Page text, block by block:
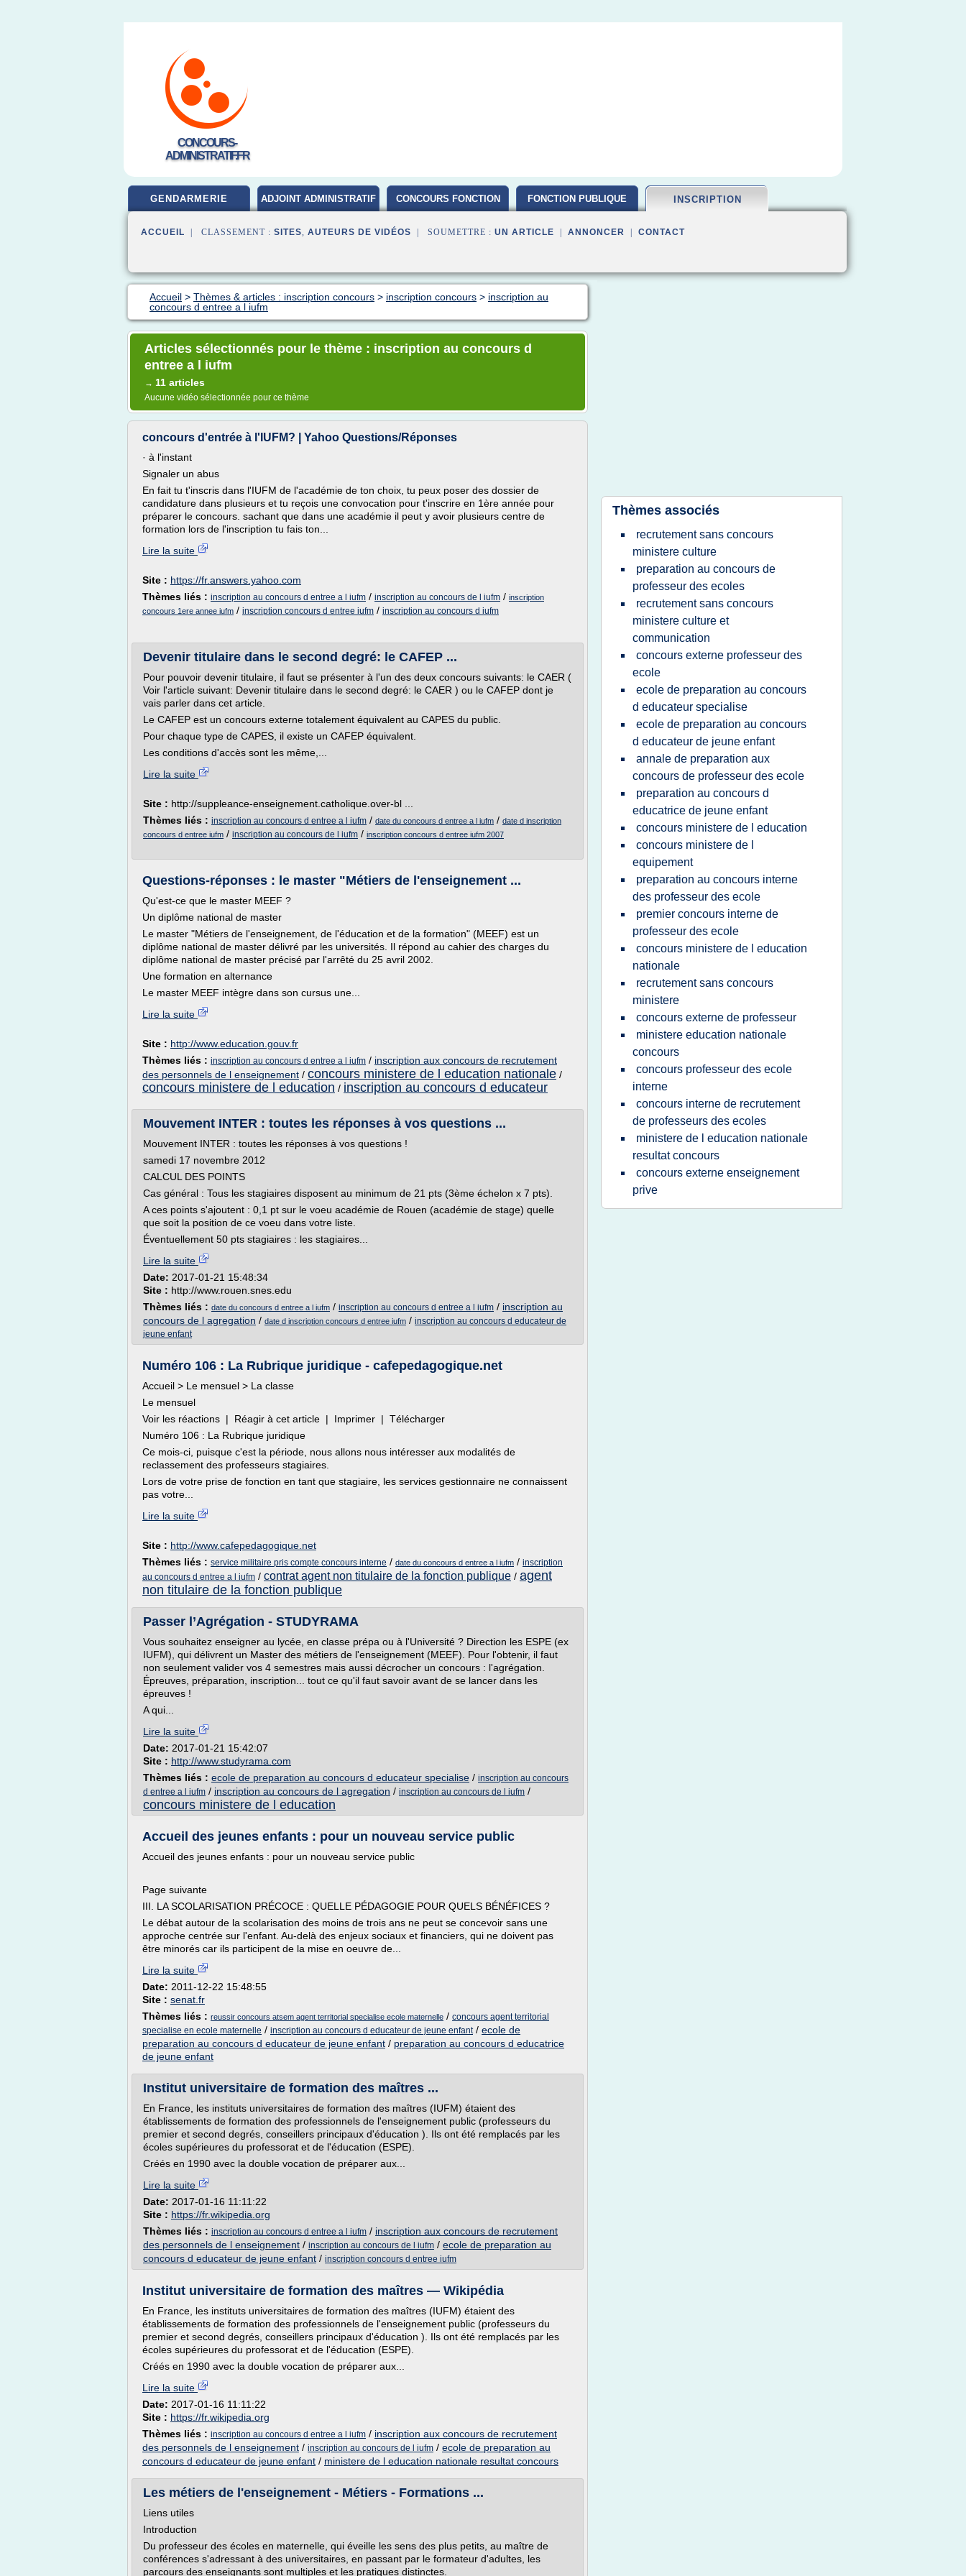
CONCOURS-
ADMINISTRATIF.FR
GENDARMERIE ADJOINT ADMINISTRATIF CONCOURS FONCTION
PUBLIQUE D ETAT 2016
FONCTION PUBLIQUE INSCRIPTION
ACCUEIL | CLASSEMENT : SITES, AUTEURS DE VIDÉOS | SOUMETTRE : UN ARTICLE ANNONCER CONTACT
Accueil > Thèmes & articles : inscription concours > inscription concours > inscription au
concours d entree a l iufm
Articles sélectionnés pour le thème : inscription au concours d
entree a l iufm
→ 11 articles
Aucune vidéo sélectionnée pour ce thème
concours d'entrée à l'IUFM? | Yahoo Questions/Réponses
· à l'instant
Signaler un abus
En fait tu t'inscris dans l'IUFM de l'académie de ton choix, tu peux poser des dossier de
candidature dans plusieurs et tu reçois une convocation pour t'inscrire en 1ère année pour
préparer le concours. sachant que dans une académie il peut y avoir plusieurs centre de
formation lors de l'inscription tu fais ton...
Lire la suite
Site : https://fr.answers.yahoo.com
Thèmes liés : inscription au concours d entree a l iufm / inscription au concours de l iufm / inscription
concours 1ere annee iufm / inscription concours d entree iufm / inscription au concours d iufm
Devenir titulaire dans le second degré: le CAFEP ...
Pour pouvoir devenir titulaire, il faut se présenter à l'un des deux concours suivants: le CAER (
Voir l'article suivant: Devenir titulaire dans le second degré: le CAER ) ou le CAFEP dont je
vais parler dans cet article.
Le CAFEP est un concours externe totalement équivalent au CAPES du public.
Pour chaque type de CAPES, il existe un CAFEP équivalent.
Les conditions d'accès sont les même,...
Lire la suite
Site : http://suppleance-enseignement.catholique.over-bl ...
Thèmes liés : inscription au concours d entree a l iufm / date du concours d entree a l iufm / date d inscription
concours d entree iufm / inscription au concours de l iufm / inscription concours d entree iufm 2007
Questions-réponses : le master "Métiers de l'enseignement ...
Qu'est-ce que le master MEEF ?
Un diplôme national de master
Le master "Métiers de l'enseignement, de l'éducation et de la formation" (MEEF) est un
diplôme national de master délivré par les universités. Il répond au cahier des charges du
diplôme national de master précisé par l'arrêté du 25 avril 2002.
Une formation en alternance
Le master MEEF intègre dans son cursus une...
Lire la suite
Site : http://www.education.gouv.fr
Thèmes liés : inscription au concours d entree a l iufm / inscription aux concours de recrutement
des personnels de l enseignement / concours ministere de l education nationale /
concours ministere de l education / inscription au concours d educateur
Mouvement INTER : toutes les réponses à vos questions ...
Mouvement INTER : toutes les réponses à vos questions !
samedi 17 novembre 2012
CALCUL DES POINTS
Cas général : Tous les stagiaires disposent au minimum de 21 pts (3ème échelon x 7 pts).
A ces points s'ajoutent : 0,1 pt sur le voeu académie de Rouen (académie de stage) quelle
que soit la position de ce voeu dans votre liste.
Éventuellement 50 pts stagiaires : les stagiaires...
Lire la suite
Date: 2017-01-21 15:48:34
Site : http://www.rouen.snes.edu
Thèmes liés : date du concours d entree a l iufm / inscription au concours d entree a l iufm / inscription au
concours de l agregation / date d inscription concours d entree iufm / inscription au concours d educateur de
jeune enfant
Numéro 106 : La Rubrique juridique - cafepedagogique.net
Accueil > Le mensuel > La classe
Le mensuel
Voir les réactions | Réagir à cet article | Imprimer | Télécharger
Numéro 106 : La Rubrique juridique
Ce mois-ci, puisque c'est la période, nous allons nous intéresser aux modalités de
reclassement des professeurs stagiaires.
Lors de votre prise de fonction en tant que stagiaire, les services gestionnaire ne connaissent
pas votre...
Lire la suite
Site : http://www.cafepedagogique.net
Thèmes liés : service militaire pris compte concours interne / date du concours d entree a l iufm / inscription
au concours d entree a l iufm / contrat agent non titulaire de la fonction publique / agent
non titulaire de la fonction publique
Passer l’Agrégation - STUDYRAMA
Vous souhaitez enseigner au lycée, en classe prépa ou à l'Université ? Direction les ESPE (ex
IUFM), qui délivrent un Master des métiers de l'enseignement (MEEF). Pour l'obtenir, il faut
non seulement valider vos 4 semestres mais aussi décrocher un concours : l'agrégation.
Épreuves, préparation, inscription... tout ce qu'il faut savoir avant de se lancer dans les
épreuves !
A qui...
Lire la suite
Date: 2017-01-21 15:42:07
Site : http://www.studyrama.com
Thèmes liés : ecole de preparation au concours d educateur specialise / inscription au concours
d entree a l iufm / inscription au concours de l agregation / inscription au concours de l iufm /
concours ministere de l education
Accueil des jeunes enfants : pour un nouveau service public
Accueil des jeunes enfants : pour un nouveau service public
Page suivante
III. LA SCOLARISATION PRÉCOCE : QUELLE PÉDAGOGIE POUR QUELS BÉNÉFICES ?
Le débat autour de la scolarisation des moins de trois ans ne peut se concevoir sans une
approche centrée sur l'enfant. Au-delà des enjeux sociaux et financiers, qui ne doivent pas
être minorés car ils participent de la mise en oeuvre de...
Lire la suite
Date: 2011-12-22 15:48:55
Site : senat.fr
Thèmes liés : reussir concours atsem agent territorial specialise ecole maternelle / concours agent territorial
specialise en ecole maternelle / inscription au concours d educateur de jeune enfant/ ecole de
preparation au concours d educateur de jeune enfant / preparation au concours d educatrice
de jeune enfant
Institut universitaire de formation des maîtres ...
En France, les instituts universitaires de formation des maîtres (IUFM) étaient des
établissements de formation des professionnels de l'enseignement public (professeurs du
premier et second degrés, conseillers principaux d'éducation ). Ils ont été remplacés par les
écoles supérieures du professorat et de l'éducation (ESPE).
Créés en 1990 avec la double vocation de préparer aux...
Lire la suite
Date: 2017-01-16 11:11:22
Site : https://fr.wikipedia.org
Thèmes liés : inscription au concours d entree a l iufm / inscription aux concours de recrutement
des personnels de l enseignement / inscription au concours de l iufm / ecole de preparation au
concours d educateur de jeune enfant / inscription concours d entree iufm
Institut universitaire de formation des maîtres — Wikipédia
En France, les instituts universitaires de formation des maîtres (IUFM) étaient des
établissements de formation des professionnels de l'enseignement public (professeurs du
premier et second degrés, conseillers principaux d'éducation ). Ils ont été remplacés par les
écoles supérieures du professorat et de l'éducation (ESPE).
Créés en 1990 avec la double vocation de préparer aux...
Lire la suite
Date: 2017-01-16 11:11:22
Site : https://fr.wikipedia.org
Thèmes liés : inscription au concours d entree a l iufm / inscription aux concours de recrutement
des personnels de l enseignement / inscription au concours de l iufm / ecole de preparation au
concours d educateur de jeune enfant / ministere de l education nationale resultat concours
Les métiers de l'enseignement - Métiers - Formations ...
Liens utiles
Introduction
Du professeur des écoles en maternelle, qui éveille les sens des plus petits, au maître de
conférences s'adressant à des universitaires, en passant par le formateur d'adultes, les
parcours des enseignants sont multiples et les pratiques distinctes.
Thèmes associés
recrutement sans concours
ministere culture
preparation au concours de
professeur des ecoles
recrutement sans concours
ministere culture et
communication
concours externe professeur des
ecole
ecole de preparation au concours
d educateur specialise
ecole de preparation au concours
d educateur de jeune enfant
annale de preparation aux
concours de professeur des ecole
preparation au concours d
educatrice de jeune enfant
concours ministere de l education
concours ministere de l
equipement
preparation au concours interne
des professeur des ecole
premier concours interne de
professeur des ecole
concours ministere de l education
nationale
recrutement sans concours
ministere
concours externe de professeur
ministere education nationale
concours
concours professeur des ecole
interne
concours interne de recrutement
de professeurs des ecoles
ministere de l education nationale
resultat concours
concours externe enseignement
prive